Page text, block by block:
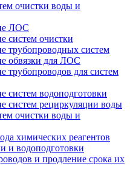
очистки воды и
ЛОС
систем очистки
трубопроводных систем
обвязки для ЛОС
трубопроводов для систем
систем водоподготовки
систем рециркуляции воды
очистки воды и
химических реагентов
и водоподготовки
и продление срока их